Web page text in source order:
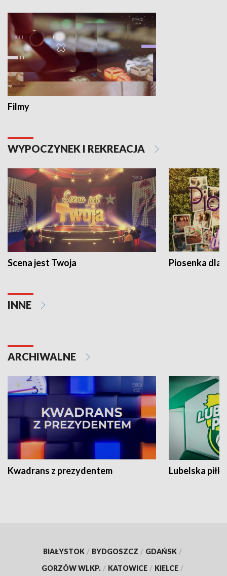
Filmy
WYPOCZYNEK I REKREACJA
Scena jest Twoja Piosenka dla
INNE
ARCHIWALNE
Kwadrans z prezydentem Lubelska piłka
BIAŁYSTOK / BYDGOSZCZ / GDAŃSK /
GORZÓW WLKP. / KATOWICE / KIELCE /